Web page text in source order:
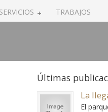
SERVICIOS TRABAJOS
Últimas
La
El